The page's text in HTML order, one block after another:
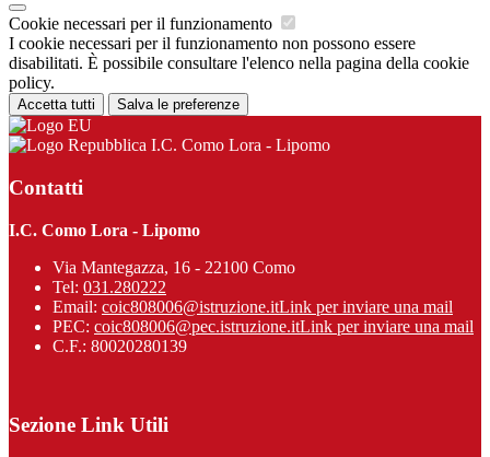
Cookie necessari per il funzionamento
I cookie necessari per il funzionamento non possono essere
disabilitati. È possibile consultare l'elenco nella pagina della cookie
policy.
Accetta tutti Salva le preferenze
I.C. Como Lora - Lipomo
Contatti
I.C. Como Lora - Lipomo
Via Mantegazza, 16 - 22100 Como
Tel: 031.280222
Email: coic808006@istruzione.itLink per inviare una mail
PEC: coic808006@pec.istruzione.itLink per inviare una mail
C.F.: 80020280139
Sezione Link Utili